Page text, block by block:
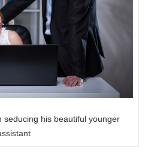
seducing his beautiful younger